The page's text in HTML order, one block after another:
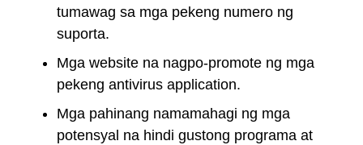
tumawag sa mga pekeng numero ng
suporta.
Mga website na nagpo-promote ng mga
pekeng antivirus application.
Mga pahinang namamahagi ng mga
potensyal na hindi gustong programa at